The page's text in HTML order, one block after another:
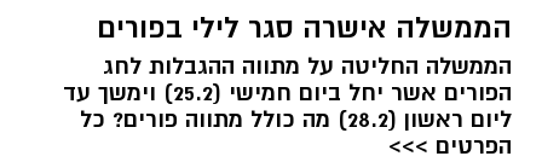
הממשלה אישרה סגר לילי בפורים
הממשלה החליטה על מתווה ההגבלות לחג
הפורים אשר יחל ביום חמישי (25.2) וימשך עד
ליום ראשון (28.2) מה כולל מתווה פורים? כל
הפרטים >>>